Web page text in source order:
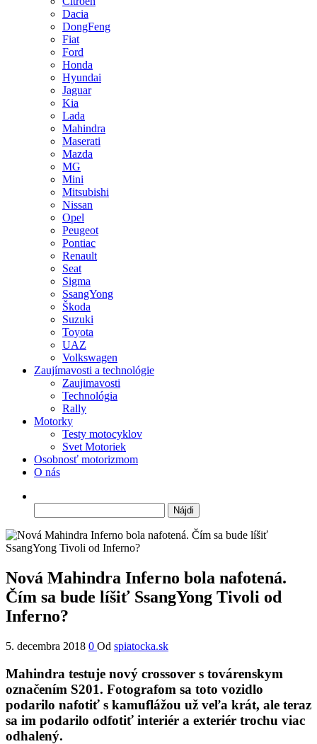
Dacia
DongFeng
Fiat
Ford
Honda
Hyundai
Jaguar
Kia
Lada
Mahindra
Maserati
Mazda
MG
Mini
Mitsubishi
Nissan
Opel
Peugeot
Pontiac
Renault
Seat
Sigma
SsangYong
Škoda
Suzuki
Toyota
UAZ
Volkswagen
Zaujímavosti a technológie
Zaujimavosti
Technológia
Rally
Motorky
Testy motocyklov
Svet Motoriek
Osobnosť motorizmom
O nás
Nová Mahindra Inferno bola nafotená.
Čím sa bude líšiť SsangYong Tivoli od
Inferno?
5. decembra 2018 0 Od spiatocka.sk
Mahindra testuje nový crossover s továrenskym
označením S201. Fotografom sa toto vozidlo
podarilo nafotiť s kamuflážou už veľa krát, ale teraz
sa im podarilo odfotiť interiér a exteriér trochu viac
odhalený.